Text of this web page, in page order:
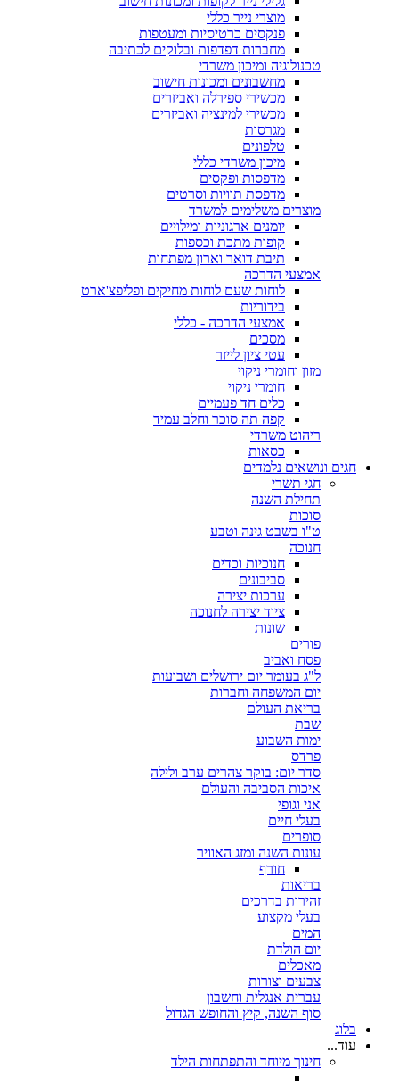
מוצרי נייר כללי
פנקסים כרטיסיות ומעטפות
מחברות דפדפות ובלוקים לכתיבה
טכנולוגיה ומיכון משרדי
מחשבונים ומכונות חישוב
מכשירי ספירלה ואביזרים
מכשירי למינציה ואביזרים
מגרסות
טלפונים
מיכון משרדי כללי
מדפסות ופקסים
מדפסת תוויות וסרטים
מוצרים משלימים למשרד
יומנים ארגוניות ומילויים
קופות מתכת וכספות
תיבת דואר וארון מפתחות
אמצעי הדרכה
לוחות שעם לוחות מחיקים ופליפצ'ארט
בידוריות
אמצעי הדרכה - כללי
מסכים
עטי ציון לייזר
מזון וחומרי ניקוי
חומרי ניקוי
כלים חד פעמיים
קפה תה סוכר וחלב עמיד
ריהוט משרדי
כסאות
חגים ונושאים נלמדים
חגי תשרי
תחילת השנה
סוכות
ט"ו בשבט גינה וטבע
חנוכה
חנוכיות וכדים
סביבונים
ערכות יצירה
ציוד יצירה לחנוכה
שונות
פורים
פסח ואביב
ל"ג בעומר יום ירושלים ושבועות
יום המשפחה וחברות
בריאת העולם
שבת
ימות השבוע
פרדס
סדר יום: בוקר צהרים ערב ולילה
איכות הסביבה והעולם
אני וגופי
בעלי חיים
סופרים
עונות השנה ומזג האוויר
חורף
בריאות
זהירות בדרכים
בעלי מקצוע
המים
יום הולדת
מאכלים
צבעים וצורות
עברית אנגלית וחשבון
סוף השנה, קיץ והחופש הגדול
בלוג
עוד...
חינוך מיוחד והתפתחות הילד